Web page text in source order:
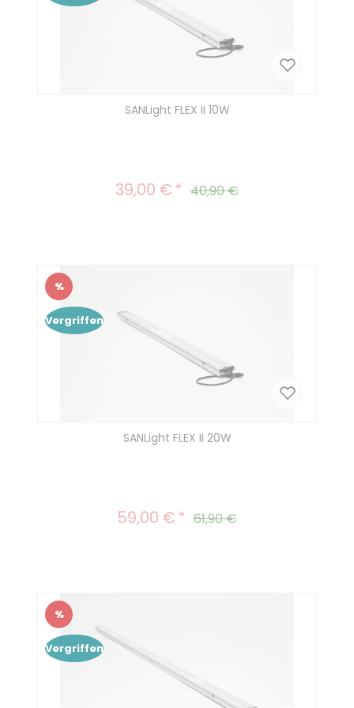
SANLight FLEX II 10W
Verkaufspreis:
39,00 € Regulärer Preis:
40,90 €
Rabatt
%
Vergriffen
SANLight FLEX II 20W
Verkaufspreis:
59,00 € Regulärer Preis:
61,90 €
Rabatt
%
Vergriffen